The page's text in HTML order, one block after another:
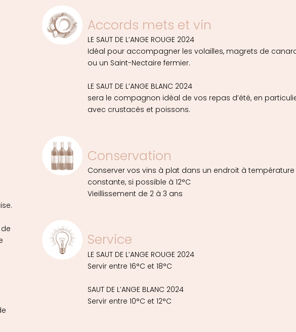
Accords mets et vin
LE SAUT DE L’ANGE ROUGE 2024
Idéal pour accompagner les volailles, magrets de
ou un Saint-Nectaire fermier.
LE SAUT DE L’ANGE BLANC 2024
sera le compagnon idéal de vos repas d’été, en
avec crustacés et poissons.
Conservation
Conserver vos vins à plat dans un endroit à température
constante, si possible à 12°C
Vieillissement de 2 à 3 ans
Service
LE SAUT DE L’ANGE ROUGE 2024
Servir entre 16°C et 18°C
SAUT DE L’ANGE BLANC 2024
Servir entre 10°C et 12°C